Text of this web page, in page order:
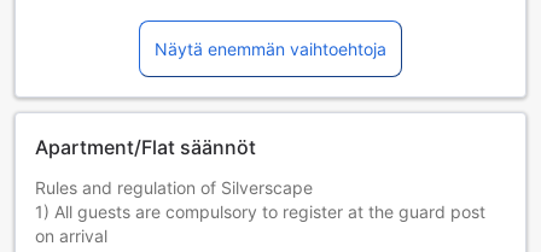
Näytä enemmän vaihtoehtoja
Apartment/Flat säännöt
Rules and regulation of Silverscape
1) All guests are compulsory to register at the guard post
on arrival